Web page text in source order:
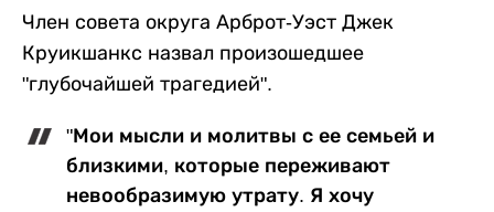
Член совета округа Арброт-Уэст Джек
Круикшанкс назвал произошедшее
"глубочайшей трагедией".
"Мои мысли и молитвы с ее семьей и
близкими, которые переживают
невообразимую утрату. Я хочу